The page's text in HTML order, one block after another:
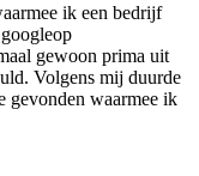
ik een bedrijf
gewoon prima uit
Volgens mij duurde
gevonden waarmee ik